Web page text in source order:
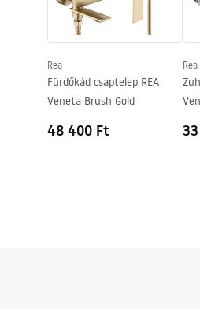
Rea
Fürdőkád csaptelep REA
Veneta Brush Gold
48 400 Ft
Rea